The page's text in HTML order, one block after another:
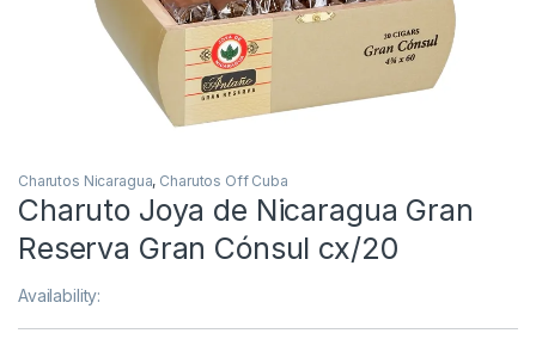
Charutos Nicaragua, Charutos Off Cuba
Charuto Joya de Nicaragua Gran
Reserva Gran Cónsul cx/20
Availability: